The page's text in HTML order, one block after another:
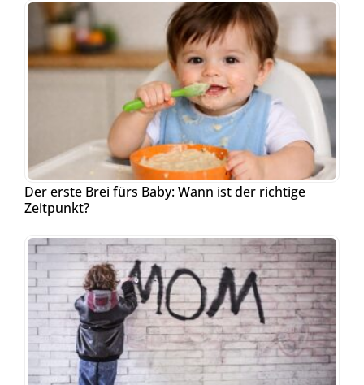
Der erste Brei fürs Baby: Wann ist der richtige
Zeitpunkt?